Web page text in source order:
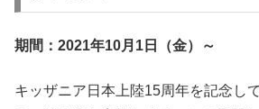
期間：2021年10月1日（金）～
キッザニア日本上陸15周年を記念し